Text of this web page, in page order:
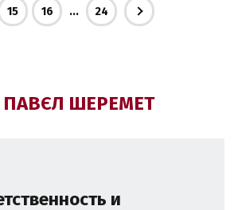
15 16 ... 24
ПАВЄЛ ШЕРЕМЕТ
и